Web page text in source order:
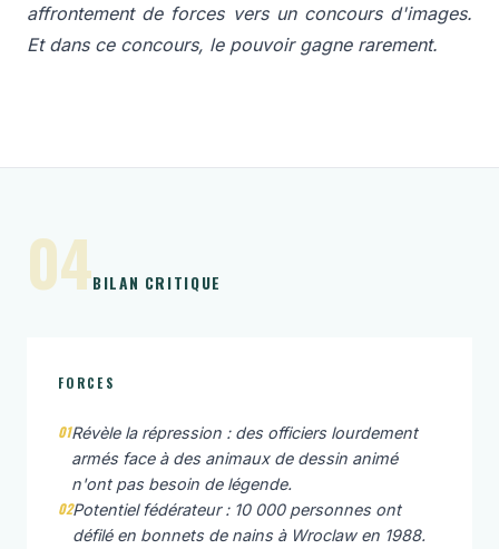
affrontement de forces vers un concours d'images.
Et dans ce concours, le pouvoir gagne rarement.
04BILAN CRITIQUE
FORCES
01Révèle la répression : des officiers lourdement
armés face à des animaux de dessin animé
n'ont pas besoin de légende.
02Potentiel fédérateur : 10 000 personnes ont
défilé en bonnets de nains à Wroclaw en 1988.